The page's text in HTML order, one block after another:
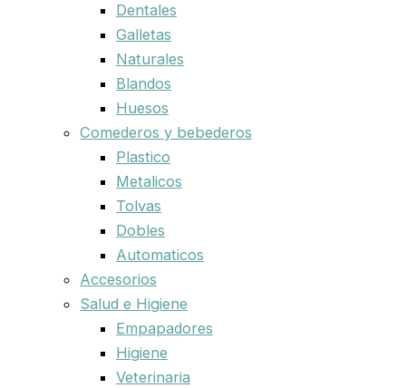
Dentales
Galletas
Naturales
Blandos
Huesos
Comederos y bebederos
Plastico
Metalicos
Tolvas
Dobles
Automaticos
Accesorios
Salud e Higiene
Empapadores
Higiene
Veterinaria